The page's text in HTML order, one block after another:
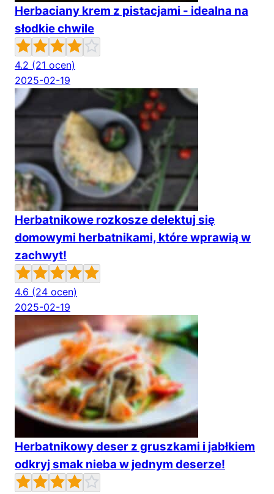
Herbaciany krem z pistacjami - idealna na
słodkie chwile
4.2 (21 ocen)
2025-02-19
Herbatnikowe rozkosze delektuj się
domowymi herbatnikami, które wprawią w
zachwyt!
4.6 (24 ocen)
2025-02-19
Herbatnikowy deser z gruszkami i jabłkiem
odkryj smak nieba w jednym deserze!